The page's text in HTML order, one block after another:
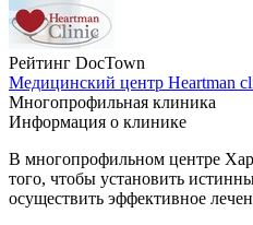
Рейтинг DocTown
Медицинский центр Heartman
Многопрофильная клиника
Информация о клинике
В многопрофильном центре
того, чтобы установить
осуществить эффективное